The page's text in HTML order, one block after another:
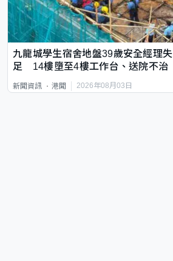
九龍城學生宿舍地盤39歲安全經理失
足 14樓墮至4樓工作台、送院不治
新聞資訊 港聞 2026年08月03日